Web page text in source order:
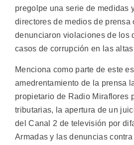
pregolpe una serie de medidas
directores de medios de prensa
denunciaron violaciones de los
casos de corrupción en las
Menciona como parte de este
amedrentamiento de la prensa
propietario de Radio Miraflores
tributarias, la apertura de un
del Canal 2 de televisión por
Armadas y las denuncias